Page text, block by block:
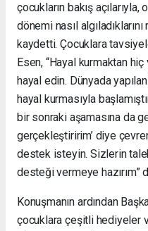
çocukların bakış açılarıyla,
dönemi nasıl
kaydetti. Çocuklara
Esen, “Hayal kurmaktan
hayal edin. Dünyada
hayal kurmasıyla
bir sonraki aşamasına da
gerçekleştiririm’ diye
destek isteyin. Sizlerin
desteği vermeye hazırım”
Konuşmanın ardından
çocuklara çeşitli hediyeler